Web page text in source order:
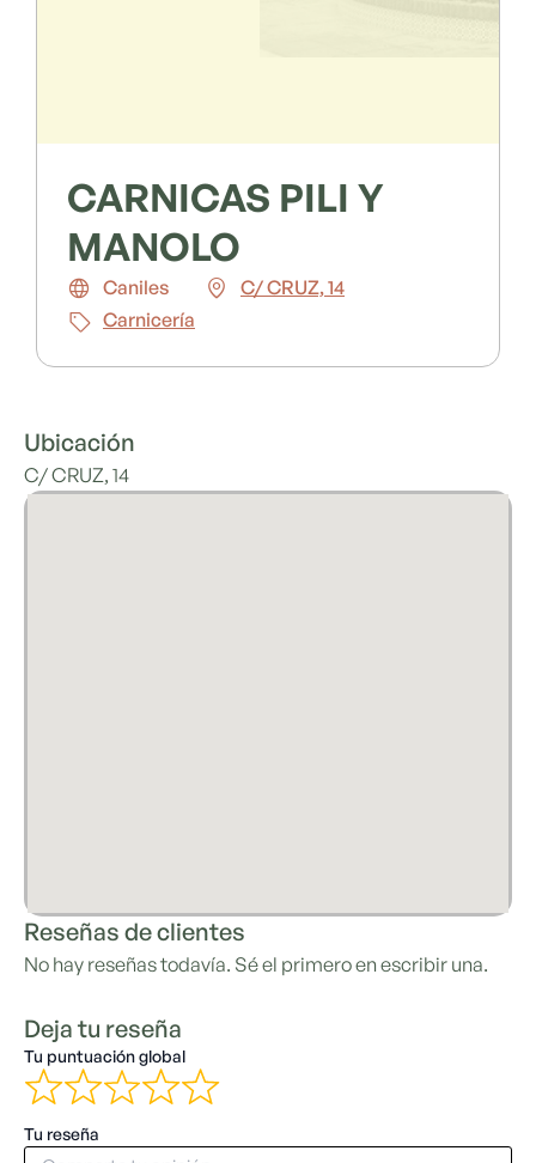
CARNICAS PILI Y
MANOLO
Caniles
C/ CRUZ, 14
Carnicería
Ubicación
C/ CRUZ, 14
Reseñas de clientes
No hay reseñas todavía. Sé el primero en escribir una.
Deja tu reseña
Tu puntuación global
Tu reseña